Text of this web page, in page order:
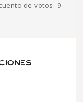
de votos: 9